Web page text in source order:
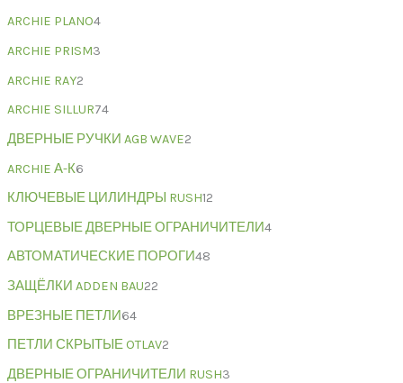
ARCHIE PLANO4
ARCHIE PRISM3
ARCHIE RAY2
ARCHIE SILLUR74
ДВЕРНЫЕ РУЧКИ AGB WAVE2
ARCHIE А-К6
КЛЮЧЕВЫЕ ЦИЛИНДРЫ RUSH12
ТОРЦЕВЫЕ ДВЕРНЫЕ ОГРАНИЧИТЕЛИ4
АВТОМАТИЧЕСКИЕ ПОРОГИ48
ЗАЩЁЛКИ ADDEN BAU22
ВРЕЗНЫЕ ПЕТЛИ64
ПЕТЛИ СКРЫТЫЕ OTLAV2
ДВЕРНЫЕ ОГРАНИЧИТЕЛИ RUSH3